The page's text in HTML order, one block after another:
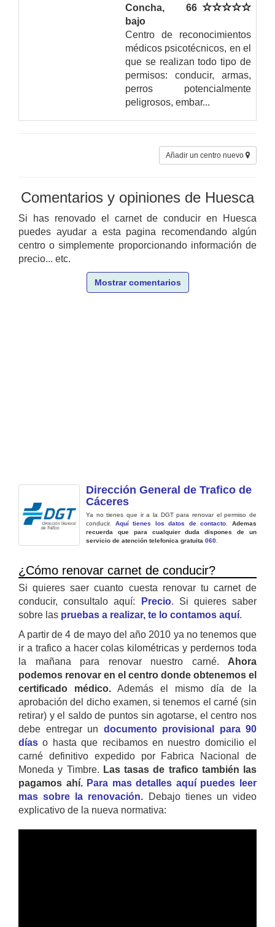
Concha, 66
bajo
Centro de reconocimientos
médicos psicotécnicos, en el
que se realizan todo tipo de
permisos: conducir, armas,
perros potencialmente
peligrosos, embar...
Añadir un centro nuevo
Comentarios y opiniones de Huesca
Si has renovado el carnet de conducir en Huesca
puedes ayudar a esta pagina recomendando algún
centro o simplemente proporcionando información de
precio... etc.
Mostrar comentarios
Dirección General de Trafico de
Cáceres
Ya no tienes que ir a la DGT para renovar el permiso de
conducir. Aquí tienes los datos de contacto .Ademas
recuerda que para cualquier duda dispones de un
servicio de atención telefonica gratuita 060
¿Cómo renovar carnet de conducir?
Si quieres saer cuanto cuesta renovar tu carnet de
conducir, consultalo aquí:
Precio. Si quieres saber
sobre las pruebas a realizar, te lo contamos aquí.
A partir de 4 de mayo del año 2010 ya no tenemos que
ir a trafico a hacer colas kilométricas y perdernos toda
la mañana para renovar nuestro carné. Ahora
podemos renovar en el centro donde obtenemos el
certificado médico. Además el mismo día de la
aprobación del dicho examen, si tenemos el carné (sin
retirar) y el saldo de puntos sin agotarse, el centro nos
debe entregar un documento provisional para 90
días o hasta que recibamos en nuestro domicilio el
carné definitivo expedido por Fabrica Nacional de
Moneda y Timbre. Las tasas de trafico también las
pagamos ahí. Para mas detalles aquí puedes leer
mas sobre la renovación. Debajo tienes un video
explicativo de la nueva normativa: